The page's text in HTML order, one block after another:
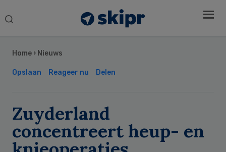
Search
Home › Nieuws
Opslaan Reageer nu Delen
Zuyderland
concentreert heup- en
Sidebar